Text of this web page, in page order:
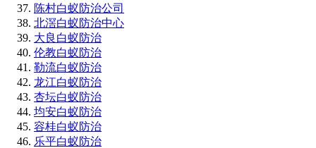
陈村白蚁防治公司
北滘白蚁防治中心
大良白蚁防治
伦教白蚁防治
勒流白蚁防治
龙江白蚁防治
杏坛白蚁防治
均安白蚁防治
容桂白蚁防治
乐平白蚁防治